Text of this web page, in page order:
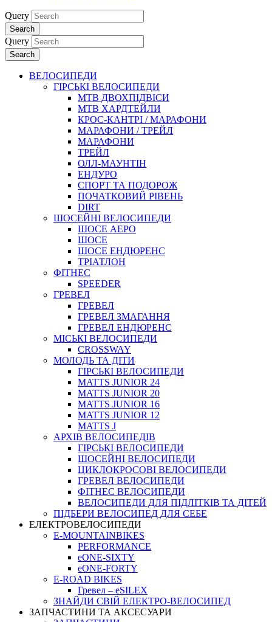
Query
Search
Query
Search
ВЕЛОСИПЕДИ
ГІРСЬКІ ВЕЛОСИПЕДИ
MTB ДВОХПIДВIСИ
MTB ХАРДТЕЙЛИ
КРОС-КАНТРI / МАРАФОНИ
МАРАФОНИ / ТРЕЙЛ
МАРАФОНИ
ТРЕЙЛ
ОЛЛ-МАУНТIН
ЕНДУРО
СПОРТ ТА ПОДОРОЖ
ПОЧАТКОВИЙ РIВЕНЬ
DIRT
ШОСЕЙНІ ВЕЛОСИПЕДИ
ШОСЕ АЕРО
ШОСЕ
ШОСЕ ЕНДЮРЕНС
ТРІАТЛОН
ФІТНЕС
SPEEDER
ГРЕВЕЛ
ГРЕВЕЛ
ГРЕВЕЛ ЗМАГАННЯ
ГРЕВЕЛ ЕНДЮРЕНС
МІСЬКІ ВЕЛОСИПЕДИ
CROSSWAY
МОЛОДЬ ТА ДІТИ
ГIРСЬКI ВЕЛОСИПЕДИ
MATTS JUNIOR 24
MATTS JUNIOR 20
MATTS JUNIOR 16
MATTS JUNIOR 12
MATTS J
АРХIВ ВЕЛОСИПЕДIВ
ГІРСЬКІ ВЕЛОСИПЕДИ
ШОСЕЙНІ ВЕЛОСИПЕДИ
ЦИКЛОКРОСОВІ ВЕЛОСИПЕДИ
ГРЕВЕЛ ВЕЛОСИПЕДИ
ФІТНЕС ВЕЛОСИПЕДИ
ВЕЛОСИПЕДИ ДЛЯ ПІДЛІТКІВ ТА ДІТЕЙ
ПIДБЕРИ ВЕЛОСИПЕД ДЛЯ СЕБЕ
ЕЛЕКТРОВЕЛОСИПЕДИ
E-MOUNTAINBIKES
PERFORMANCE
eONE-SIXTY
eONE-FORTY
E-ROAD BIKES
Гревел – eSILEX
ЗНАЙДИ СВІЙ ЕЛЕКТРО-ВЕЛОСИПЕД
ЗАПЧАСТИНИ ТА АКСЕСУАРИ